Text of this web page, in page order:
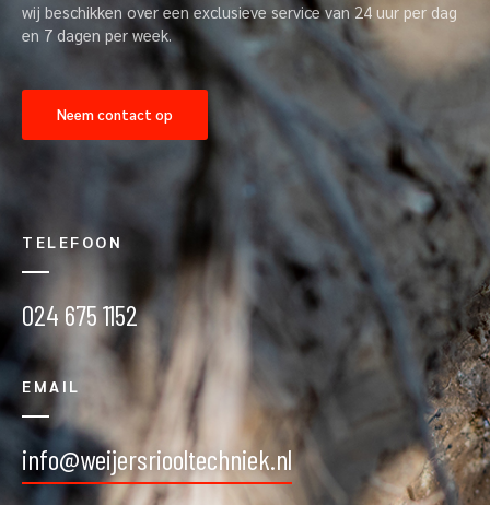
wij beschikken over een exclusieve service van 24 uur per dag
en 7 dagen per week.
Neem contact op
TELEFOON
024 675 1152
EMAIL
info@weijersriooltechniek.nl